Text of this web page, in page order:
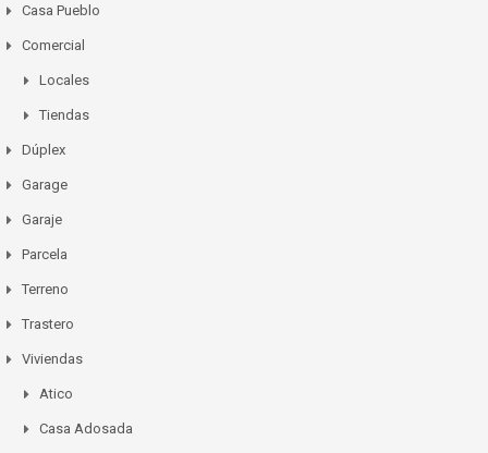
Casa Pueblo
Comercial
Locales
Tiendas
Dúplex
Garage
Garaje
Parcela
Terreno
Trastero
Viviendas
Atico
Casa Adosada